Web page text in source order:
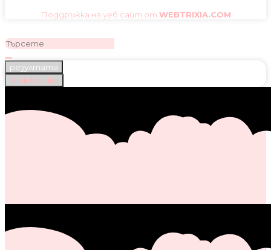
Поддръжка на уеб сайт от WEBTRIXIA.COM
резултата
Виж всички